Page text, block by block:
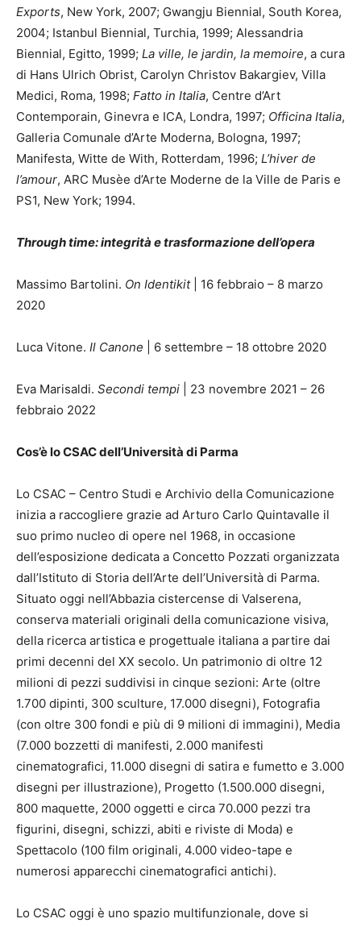
Exports, New York, 2007; Gwangju Biennial, South Korea,
2004; Istanbul Biennial, Turchia, 1999; Alessandria
Biennial, Egitto, 1999; La ville, le jardin, la memoire, a cura
di Hans Ulrich Obrist, Carolyn Christov Bakargiev, Villa
Medici, Roma, 1998; Fatto in Italia, Centre d’Art
Contemporain, Ginevra e ICA, Londra, 1997; Officina Italia,
Galleria Comunale d’Arte Moderna, Bologna, 1997;
Manifesta, Witte de With, Rotterdam, 1996; L’hiver de
l’amour, ARC Musèe d’Arte Moderne de la Ville de Paris e
PS1, New York; 1994.
Through time: integrità e trasformazione dell’opera
Massimo Bartolini. On Identikit| 16 febbraio – 8 marzo
2020
Luca Vitone. Il Canone | 6 settembre – 18 ottobre 2020
Eva Marisaldi. Secondi tempi | 23 novembre 2021 – 26
febbraio 2022
Cos’è lo CSAC dell’Università di Parma
Lo CSAC – Centro Studi e Archivio della Comunicazione
inizia a raccogliere grazie ad Arturo Carlo Quintavalle il
suo primo nucleo di opere nel 1968, in occasione
dell’esposizione dedicata a Concetto Pozzati organizzata
dall’Istituto di Storia dell’Arte dell’Università di Parma.
Situato oggi nell’Abbazia cistercense di Valserena,
conserva materiali originali della comunicazione visiva,
della ricerca artistica e progettuale italiana a partire dai
primi decenni del XX secolo. Un patrimonio di oltre 12
milioni di pezzi suddivisi in cinque sezioni: Arte (oltre
1.700 dipinti, 300 sculture, 17.000 disegni), Fotografia
(con oltre 300 fondi e più di 9 milioni di immagini), Media
(7.000 bozzetti di manifesti, 2.000 manifesti
cinematografici, 11.000 disegni di satira e fumetto e 3.000
disegni per illustrazione), Progetto (1.500.000 disegni,
800 maquette, 2000 oggetti e circa 70.000 pezzi tra
figurini, disegni, schizzi, abiti e riviste di Moda) e
Spettacolo (100 film originali, 4.000 video-tape e
numerosi apparecchi cinematografici antichi).
Lo CSAC oggi è uno spazio multifunzionale, dove si